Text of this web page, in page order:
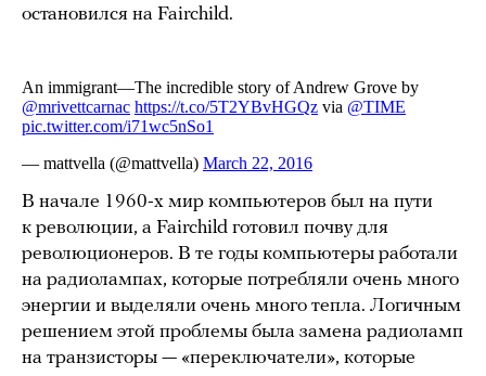
остановился на Fairchild.
В начале 1960-х мир компьютеров был на пути
к революции, а Fairchild готовил почву для
революционеров. В те годы компьютеры работали
на радиолампах, которые потребляли очень много
энергии и выделяли очень много тепла. Логичным
решением этой проблемы была замена радиоламп
на транзисторы — «переключатели», которые